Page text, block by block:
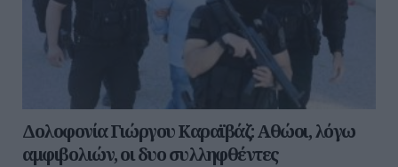
Δολοφονία Γιώργου Καραϊβάζ: Αθώοι, λόγω
αμφιβολιών, οι δυο συλληφθέντες